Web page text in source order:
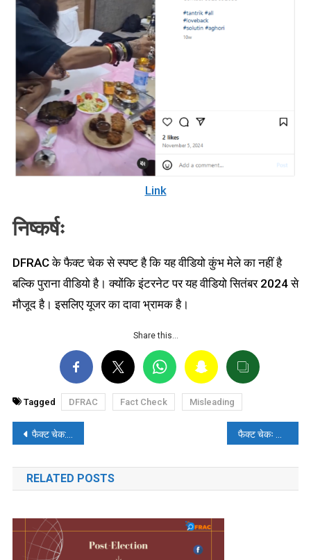
Link
निष्कर्षः
DFRAC के फैक्ट चेक से स्पष्ट है कि यह वीडियो कुंभ मेले का नहीं है
बल्कि पुराना वीडियो है। क्योंकि इंटरनेट पर यह वीडियो सितंबर 2024 से
मौजूद है। इसलिए यूजर का दावा भ्रामक है।
Share this…
Tagged DFRAC Fact Check Misleading
पोस्ट
नेविगेशन
फैक्ट चेक: क्या यूपी पुलिस ने बाबा साहेब आंबेडकर की तस्वीर के साथ लिखे संदेश को मिटाया? जानिए वायरल वीडियो का सच
RELATED POSTS